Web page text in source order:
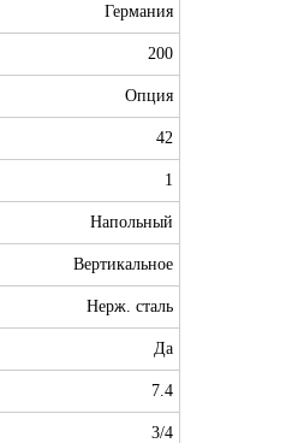
Германия
200
Опция
42
1
Напольный
Вертикальное
Нерж. сталь
Да
7.4
3/4